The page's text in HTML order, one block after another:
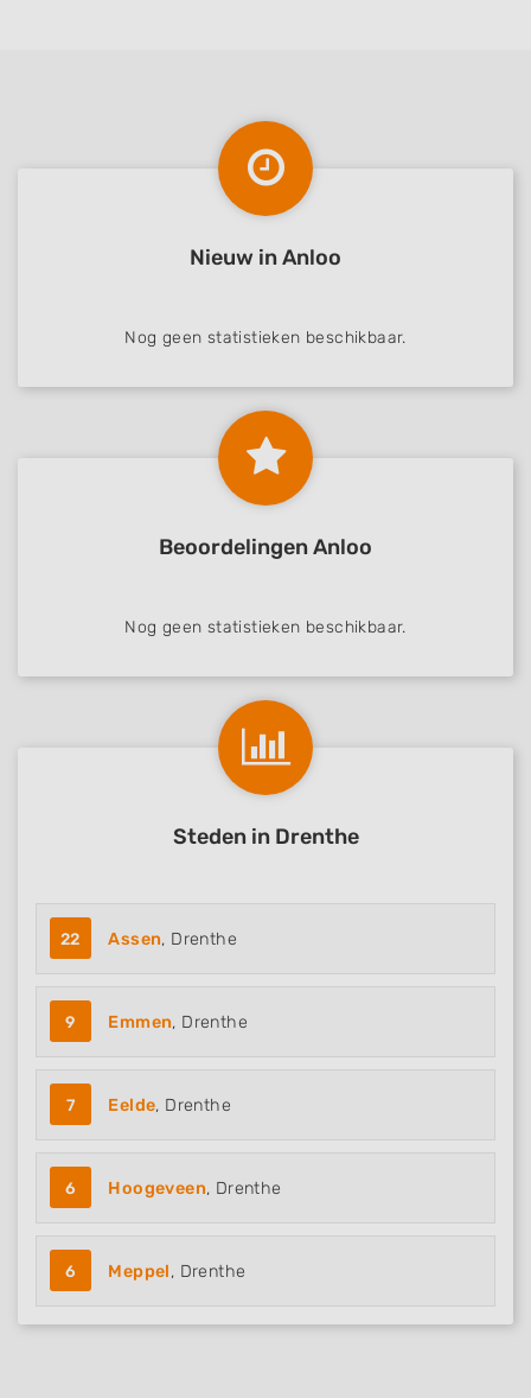
Nieuw in Anloo
Nog geen statistieken beschikbaar.
Beoordelingen Anloo
Nog geen statistieken beschikbaar.
Steden in Drenthe
22 Assen, Drenthe
9 Emmen, Drenthe
7 Eelde, Drenthe
6 Hoogeveen, Drenthe
6 Meppel, Drenthe